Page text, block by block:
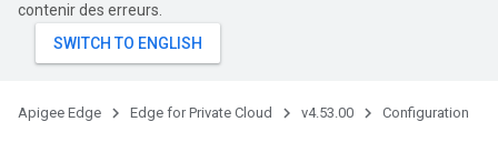
contenir des erreurs.
Apigee Edge Edge for Private Cloud v4.53.00 Configuration